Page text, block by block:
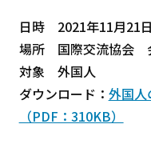
日時 2021年11月21
場所 国際交流協会
対象 外国人
ダウンロード： 外国人
（PDF：310KB）